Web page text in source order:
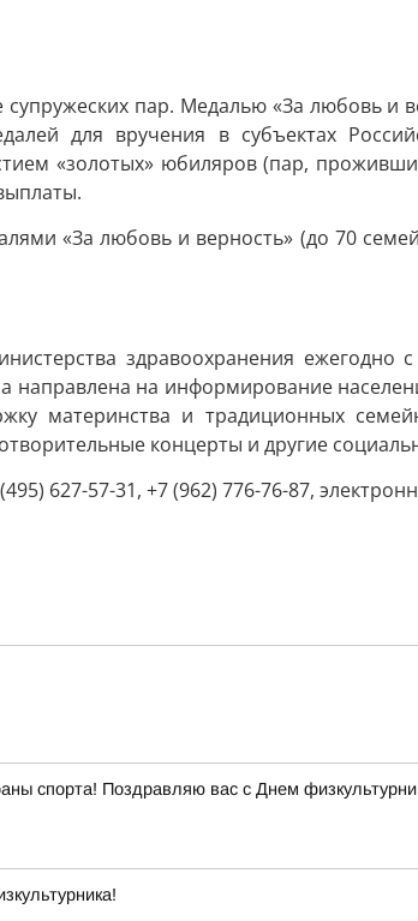
пар. Медалью «За любовь
для вручения в субъектах
«золотых» юбиляров (пар,
«За любовь и верность» (до 70
здравоохранения
на информирование
материнства и традиционных
концерты и другие
627-57-31, +7 (962) 776-76-87,
спорта! Поздравляю вас с Днем